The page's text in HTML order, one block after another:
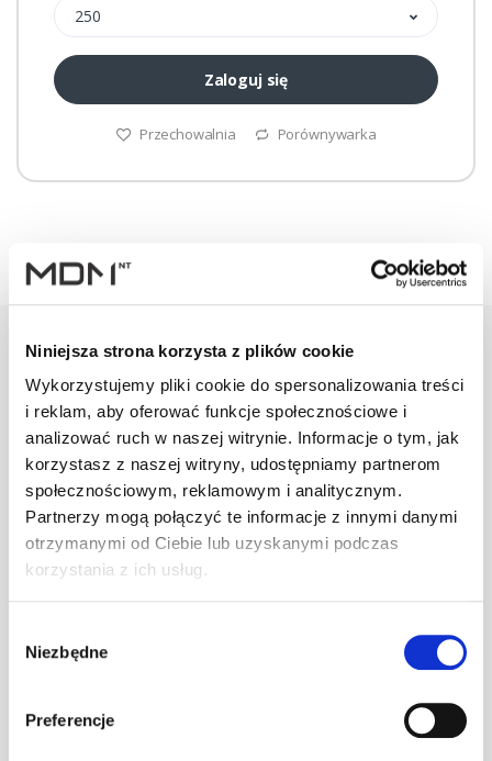
Niniejsza strona korzysta z plików cookie
Wykorzystujemy pliki cookie do spersonalizowania treści
i reklam, aby oferować funkcje społecznościowe i
analizować ruch w naszej witrynie. Informacje o tym, jak
korzystasz z naszej witryny, udostępniamy partnerom
społecznościowym, reklamowym i analitycznym.
Partnerzy mogą połączyć te informacje z innymi danymi
otrzymanymi od Ciebie lub uzyskanymi podczas
korzystania z ich usług.
zgody
Niezbędne
Preferencje
250
Zaloguj się
Przechowalnia Porównywarka
Warianty Opis Specyfikacja
PRODUKT JM ILOŚĆ
Spinka MD-
PL 40 Inox